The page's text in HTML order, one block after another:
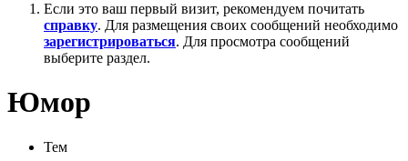
Если это ваш первый визит, рекомендуем почитать
справку. Для размещения своих сообщений необходимо
зарегистрироваться. Для просмотра сообщений
выберите раздел.
Юмор
Тем